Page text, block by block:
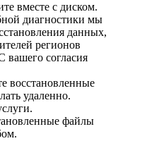
вместе с диском.
диагностики мы
данных,
регионов
вашего согласия
восстановленные
удаленно.
файлы